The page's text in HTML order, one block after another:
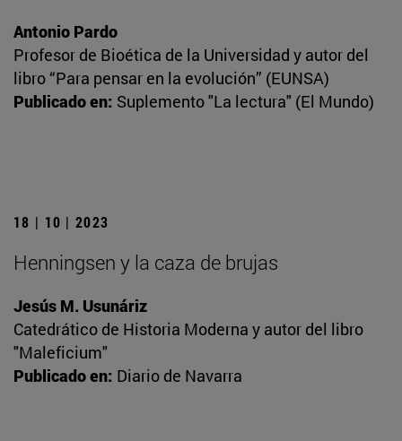
Antonio Pardo
Profesor de Bioética de la Universidad y autor del
libro “Para pensar en la evolución” (EUNSA)
Publicado en: Suplemento "La lectura" (El Mundo)
18 | 10 | 2023
Henningsen y la caza de brujas
Jesús M. Usunáriz
Catedrático de Historia Moderna y autor del libro
"Maleficium"
Publicado en: Diario de Navarra